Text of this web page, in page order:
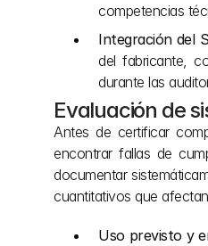
competencias
Integración del
del fabricante,
durante las
Evaluación de
Antes de certificar
encontrar fallas de
documentar
cuantitativos que
Uso previsto y